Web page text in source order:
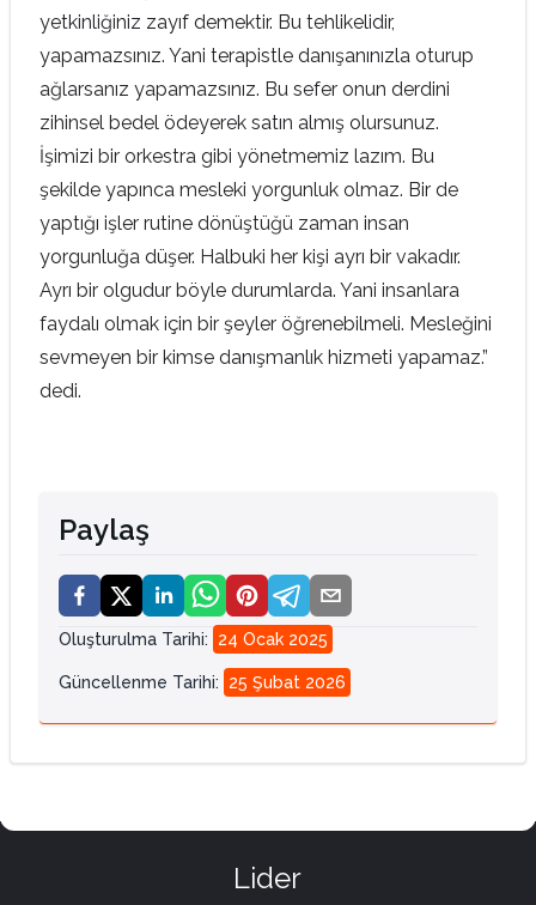
yetkinliğiniz zayıf demektir. Bu tehlikelidir,
yapamazsınız. Yani terapistle danışanınızla oturup
ağlarsanız yapamazsınız. Bu sefer onun derdini
zihinsel bedel ödeyerek satın almış olursunuz.
İşimizi bir orkestra gibi yönetmemiz lazım. Bu
şekilde yapınca mesleki yorgunluk olmaz. Bir de
yaptığı işler rutine dönüştüğü zaman insan
yorgunluğa düşer. Halbuki her kişi ayrı bir vakadır.
Ayrı bir olgudur böyle durumlarda. Yani insanlara
faydalı olmak için bir şeyler öğrenebilmeli. Mesleğini
sevmeyen bir kimse danışmanlık hizmeti yapamaz.”
dedi.
Paylaş
Oluşturulma Tarihi: 24 Ocak 2025
Güncellenme Tarihi: 25 Şubat 2026
Lider